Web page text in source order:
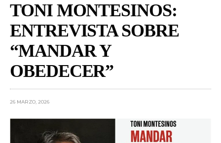
TONI MONTESINOS:
ENTREVISTA SOBRE
“MANDAR Y
OBEDECER”
26 MARZO, 2026